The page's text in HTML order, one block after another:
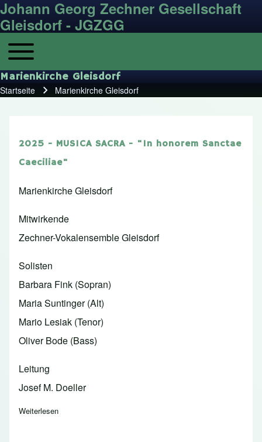
Johann Georg Zechner Gesellschaft
Gleisdorf - JGZGG
Hauptnavigation
Toggle main menu
Marienkirche Gleisdorf
Pfadnavigation
Startseite Marienkirche Gleisdorf
2025 - MUSICA SACRA - "In honorem Sanctae
Caeciliae"
Marienkirche Gleisdorf
Mitwirkende
Zechner-Vokalensemble Gleisdorf
Solisten
Barbara Fink (Sopran)
Maria Suntinger (Alt)
Mario Lesiak (Tenor)
Oliver Bode (Bass)
Leitung
Josef M. Doeller
Weiterlesen